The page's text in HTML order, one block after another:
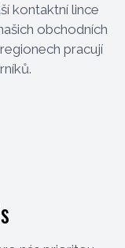
kontaktní lince
obchodních
pracují